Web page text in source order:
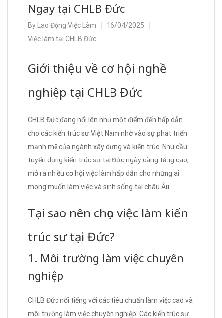
Ngay tại CHLB Đức
By Lao Động Việc Làm
16/04/2025
Việc làm tại CHLB Đức
Giới thiệu về cơ hội nghề
nghiệp tại CHLB Đức
CHLB Đức đang nổi lên như một điểm đến hấp dẫn
cho các kiến trúc sư Việt Nam nhờ vào sự phát triển
mạnh mẽ của ngành xây dựng và kiến trúc. Nhu cầu
tuyển dụng kiến trúc sư tại Đức ngày càng tăng cao,
mở ra nhiều cơ hội việc làm hấp dẫn cho những ai
mong muốn làm việc và sinh sống tại châu Âu.
Tại sao nên chọn việc làm kiến
trúc sư tại Đức?
1. Môi trường làm việc chuyên
nghiệp
CHLB Đức nổi tiếng với các tiêu chuẩn làm việc cao và
môi trường làm việc chuyên nghiệp. Các kiến trúc sư